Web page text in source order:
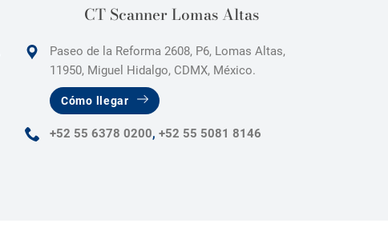
CT Scanner Lomas Altas
Paseo de la Reforma 2608, P6, Lomas Altas,
11950, Miguel Hidalgo, CDMX, México.
Cómo llegar
+52 55 6378 0200, +52 55 5081 8146